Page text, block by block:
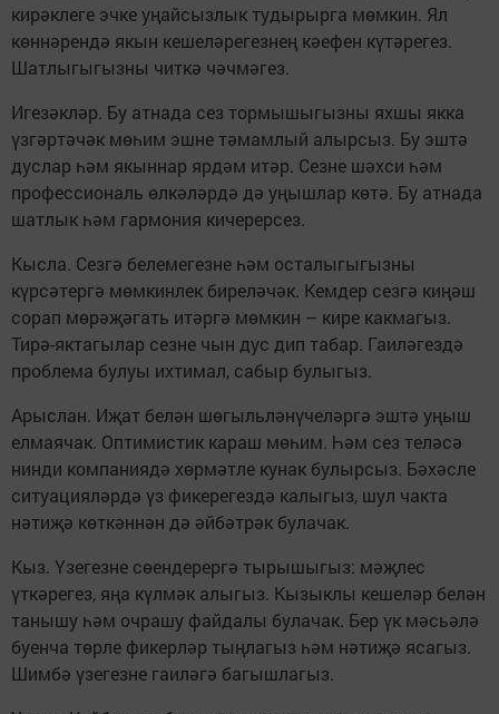
кирәклеге эчке уңайсызлык тудырырга мөмкин. Ял
көннәрендә якын кешеләрегезнең кәефен күтәрегез.
Шатлыгыгызны читкә чәчмәгез.
Игезәкләр. Бу атнада сез тормышыгызны яхшы якка
үзгәртәчәк мөһим эшне тәмамлый алырсыз. Бу эштә
дуслар һәм якыннар ярдәм итәр. Сезне шәхси һәм
профессиональ өлкәләрдә дә уңышлар көтә. Бу атнада
шатлык һәм гармония кичерерсез.
Кысла. Сезгә белемегезне һәм осталыгыгызны
күрсәтергә мөмкинлек биреләчәк. Кемдер сезгә киңәш
сорап мөрәҗәгать итәргә мөмкин – кире какмагыз.
Тирә-яктагылар сезне чын дус дип табар. Гаиләгездә
проблема булуы ихтимал, сабыр булыгыз.
Арыслан. Иҗат белән шөгыльләнүчеләргә эштә уңыш
елмаячак. Оптимистик караш мөһим. Һәм сез теләсә
нинди компаниядә хөрмәтле кунак булырсыз. Бәхәсле
ситуацияләрдә үз фикерегездә калыгыз, шул чакта
нәтиҗә көткәннән дә әйбәтрәк булачак.
Кыз. Үзегезне сөендерергә тырышыгыз: мәҗлес
үткәрегез, яңа күлмәк алыгыз. Кызыклы кешеләр белән
танышу һәм очрашу файдалы булачак. Бер үк мәсьәлә
буенча төрле фикерләр тыңлагыз һәм нәтиҗә ясагыз.
Шимбә үзегезне гаиләгә багышлагыз.